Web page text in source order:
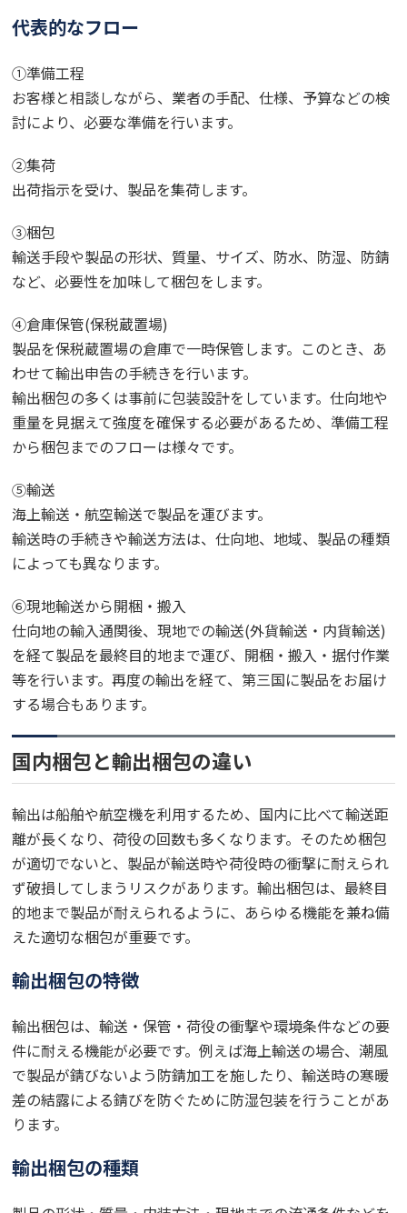
代表的なフロー
①準備工程
お客様と相談しながら、業者の手配、仕様、予算などの検
討により、必要な準備を行います。
②集荷
出荷指示を受け、製品を集荷します。
③梱包
輸送手段や製品の形状、質量、サイズ、防水、防湿、防錆
など、必要性を加味して梱包をします。
④倉庫保管(保税蔵置場)
製品を保税蔵置場の倉庫で一時保管します。このとき、あ
わせて輸出申告の手続きを行います。
輸出梱包の多くは事前に包装設計をしています。仕向地や
重量を見据えて強度を確保する必要があるため、準備工程
から梱包までのフローは様々です。
⑤輸送
海上輸送・航空輸送で製品を運びます。
輸送時の手続きや輸送方法は、仕向地、地域、製品の種類
によっても異なります。
⑥現地輸送から開梱・搬入
仕向地の輸入通関後、現地での輸送(外貨輸送・内貨輸送)
を経て製品を最終目的地まで運び、開梱・搬入・据付作業
等を行います。再度の輸出を経て、第三国に製品をお届け
する場合もあります。
国内梱包と輸出梱包の違い
輸出は船舶や航空機を利用するため、国内に比べて輸送距
離が長くなり、荷役の回数も多くなります。そのため梱包
が適切でないと、製品が輸送時や荷役時の衝撃に耐えられ
ず破損してしまうリスクがあります。輸出梱包は、最終目
的地まで製品が耐えられるように、あらゆる機能を兼ね備
えた適切な梱包が重要です。
輸出梱包の特徴
輸出梱包は、輸送・保管・荷役の衝撃や環境条件などの要
件に耐える機能が必要です。例えば海上輸送の場合、潮風
で製品が錆びないよう防錆加工を施したり、輸送時の寒暖
差の結露による錆びを防ぐために防湿包装を行うことがあ
ります。
輸出梱包の種類